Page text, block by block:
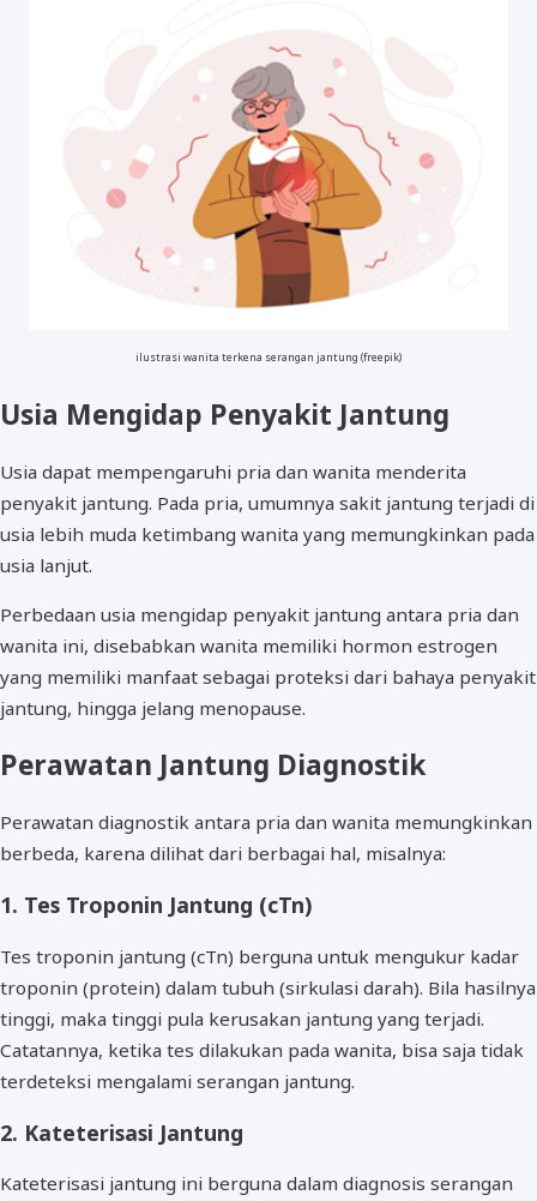
ilustrasi wanita terkena serangan jantung (freepik)
Usia Mengidap Penyakit Jantung
Usia dapat mempengaruhi pria dan wanita menderita
penyakit jantung. Pada pria, umumnya sakit jantung terjadi di
usia lebih muda ketimbang wanita yang memungkinkan pada
usia lanjut.
Perbedaan usia mengidap penyakit jantung antara pria dan
wanita ini, disebabkan wanita memiliki hormon estrogen
yang memiliki manfaat sebagai proteksi dari bahaya penyakit
jantung, hingga jelang menopause.
Perawatan Jantung Diagnostik
Perawatan diagnostik antara pria dan wanita memungkinkan
berbeda, karena dilihat dari berbagai hal, misalnya:
1. Tes Troponin Jantung (cTn)
Tes troponin jantung (cTn) berguna untuk mengukur kadar
troponin (protein) dalam tubuh (sirkulasi darah). Bila hasilnya
tinggi, maka tinggi pula kerusakan jantung yang terjadi.
Catatannya, ketika tes dilakukan pada wanita, bisa saja tidak
terdeteksi mengalami serangan jantung.
2. Kateterisasi Jantung
Kateterisasi jantung ini berguna dalam diagnosis serangan